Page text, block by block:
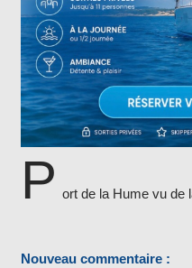
P ort de la Hume vu de
Nouveau commentaire :